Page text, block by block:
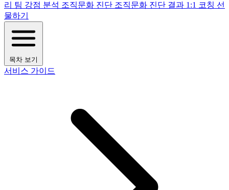
리 팀 강점 분석 조직문화 진단 조직문화 진단 결과 1:1 코칭 선
물하기
목차 보기
서비스 가이드